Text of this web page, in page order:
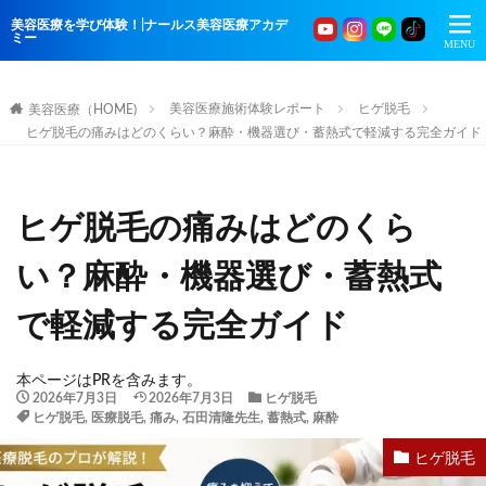
美容医療を学び体験！|ナールス美容医療アカデ
ミー
美容医療（HOME) 美容医療施術体験レポート
ヒゲ脱毛
ヒゲ脱毛の痛みはどのくらい？麻酔・機器選び・蓄熱式で軽減する完全ガイド
ヒゲ脱毛の痛みはどのくら
い？麻酔・機器選び・蓄熱式
で軽減する完全ガイド
本ページはPRを含みます。
2026年7月3日 2026年7月3日
ヒゲ脱毛
ヒゲ脱毛, 医療脱毛, 痛み, 石田清隆先生, 蓄熱式, 麻酔
ヒゲ脱毛